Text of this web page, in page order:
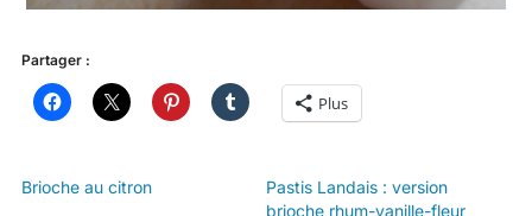
Partager :
Plus
Brioche au citron
Pastis Landais : version
brioche rhum-vanille-fleur